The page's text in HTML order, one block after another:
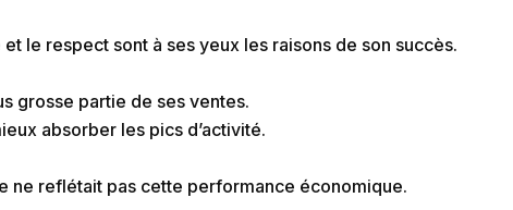
le respect sont à ses yeux les raisons de son succès.
grosse partie de ses ventes.
absorber les pics d’activité.
ne reflétait pas cette performance économique.